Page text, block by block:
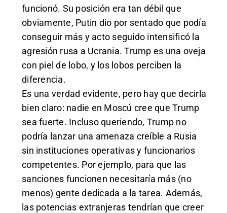
funcionó. Su posición era tan débil que
obviamente, Putin dio por sentado que podía
conseguir más y acto seguido intensificó la
agresión rusa a Ucrania. Trump es una oveja
con piel de lobo, y los lobos perciben la
diferencia.
Es una verdad evidente, pero hay que decirla
bien claro: nadie en Moscú cree que Trump
sea fuerte. Incluso queriendo, Trump no
podría lanzar una amenaza creíble a Rusia
sin instituciones operativas y funcionarios
competentes. Por ejemplo, para que las
sanciones funcionen necesitaría más (no
menos) gente dedicada a la tarea. Además,
las potencias extranjeras tendrían que creer